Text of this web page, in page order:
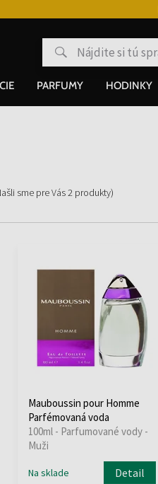
systém
PARFUMY HODINKY
sme pre Vás2 produkty)
Mauboussin pour Homme
Parfémovaná voda
100ml - Parfumované vody -
Muži
Na sklade Detail